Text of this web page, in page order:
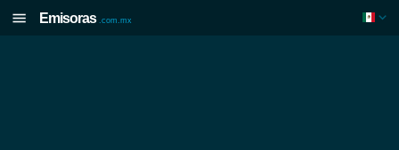
Emisoras .com.mx